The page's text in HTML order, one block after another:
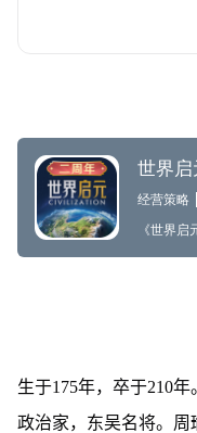
生于175年，卒于210
政治家，东吴名将。